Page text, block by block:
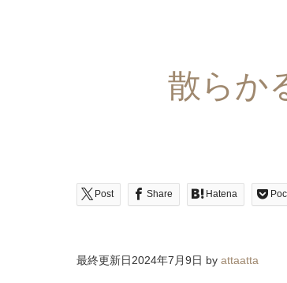
散らか
Post Share Hatena
最終更新日2024年7月9日 by attaatta